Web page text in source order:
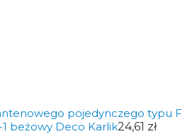
pojedynczego typu F
1 beżowy Deco Karlik24,61 zł